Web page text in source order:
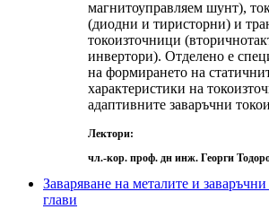
магнитоуправляем шунт),
(диодни и тиристорни) и
токоизточници
инвертори). Отделено е
на формирането на
характеристики на
адаптивните заваръчни
Лектори:
чл.-кор. проф. дн инж. Георги
Заваряване на металите и
глави